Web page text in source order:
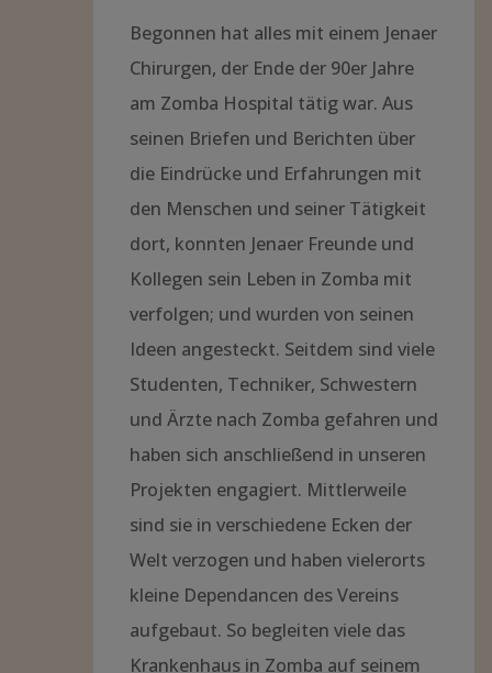
Begonnen hat alles mit einem Jenaer
Chirurgen, der Ende der 90er Jahre
am Zomba Hospital tätig war. Aus
seinen Briefen und Berichten über
die Eindrücke und Erfahrungen mit
den Menschen und seiner Tätigkeit
dort, konnten Jenaer Freunde und
Kollegen sein Leben in Zomba mit
verfolgen; und wurden von seinen
Ideen angesteckt. Seitdem sind viele
Studenten, Techniker, Schwestern
und Ärzte nach Zomba gefahren und
haben sich anschließend in unseren
Projekten engagiert. Mittlerweile
sind sie in verschiedene Ecken der
Welt verzogen und haben vielerorts
kleine Dependancen des Vereins
aufgebaut. So begleiten viele das
Krankenhaus in Zomba auf seinem